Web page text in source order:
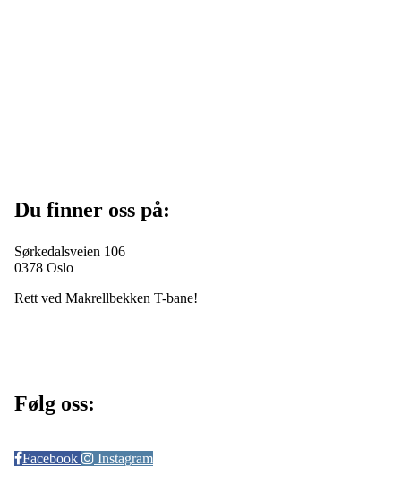
Du finner oss på:
Sørkedalsveien 106
0378 Oslo
Rett ved Makrellbekken T-bane!
Følg oss:
Facebook Instagram